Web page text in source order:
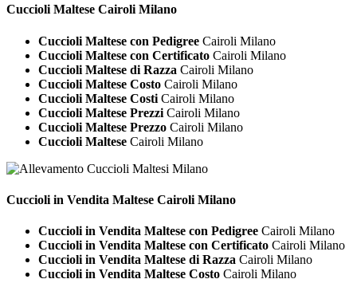
Cuccioli Maltese Cairoli Milano
Cuccioli Maltese con Pedigree Cairoli Milano
Cuccioli Maltese con Certificato Cairoli Milano
Cuccioli Maltese di Razza Cairoli Milano
Cuccioli Maltese Costo Cairoli Milano
Cuccioli Maltese Costi Cairoli Milano
Cuccioli Maltese Prezzi Cairoli Milano
Cuccioli Maltese Prezzo Cairoli Milano
Cuccioli Maltese Cairoli Milano
Cuccioli in Vendita Maltese Cairoli Milano
Cuccioli in Vendita Maltese con Pedigree Cairoli Milano
Cuccioli in Vendita Maltese con Certificato Cairoli Milano
Cuccioli in Vendita Maltese di Razza Cairoli Milano
Cuccioli in Vendita Maltese Costo Cairoli Milano